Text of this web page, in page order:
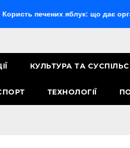
яблук: що дає організму цей
КУЛЬТУРА ТА
ТЕХНОЛОГІЇ